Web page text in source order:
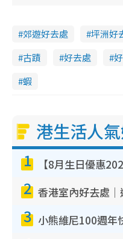
郊遊好去處 坪洲好
古蹟
好去處
蝦
港生活人
1
2
3